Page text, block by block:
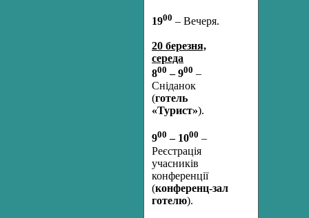
1900 – Вечеря.
20 березня,
середа
800 – 900 –
Сніданок
(готель
«Турист»).
900 – 1000 –
Реєстрація
учасників
конференції
(конференц-зал
готелю).